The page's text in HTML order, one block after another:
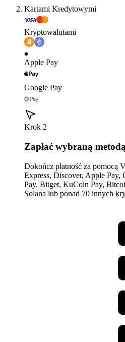
Kartami Kredytowymi
Kryptowalutami
Apple Pay
Google Pay
Krok 2
Zapłać wybraną
Dokończ płatność za pomocą
Express, Discover, Apple Pay,
Pay, Bitget, KuCoin Pay,
Solana lub ponad 70 innych